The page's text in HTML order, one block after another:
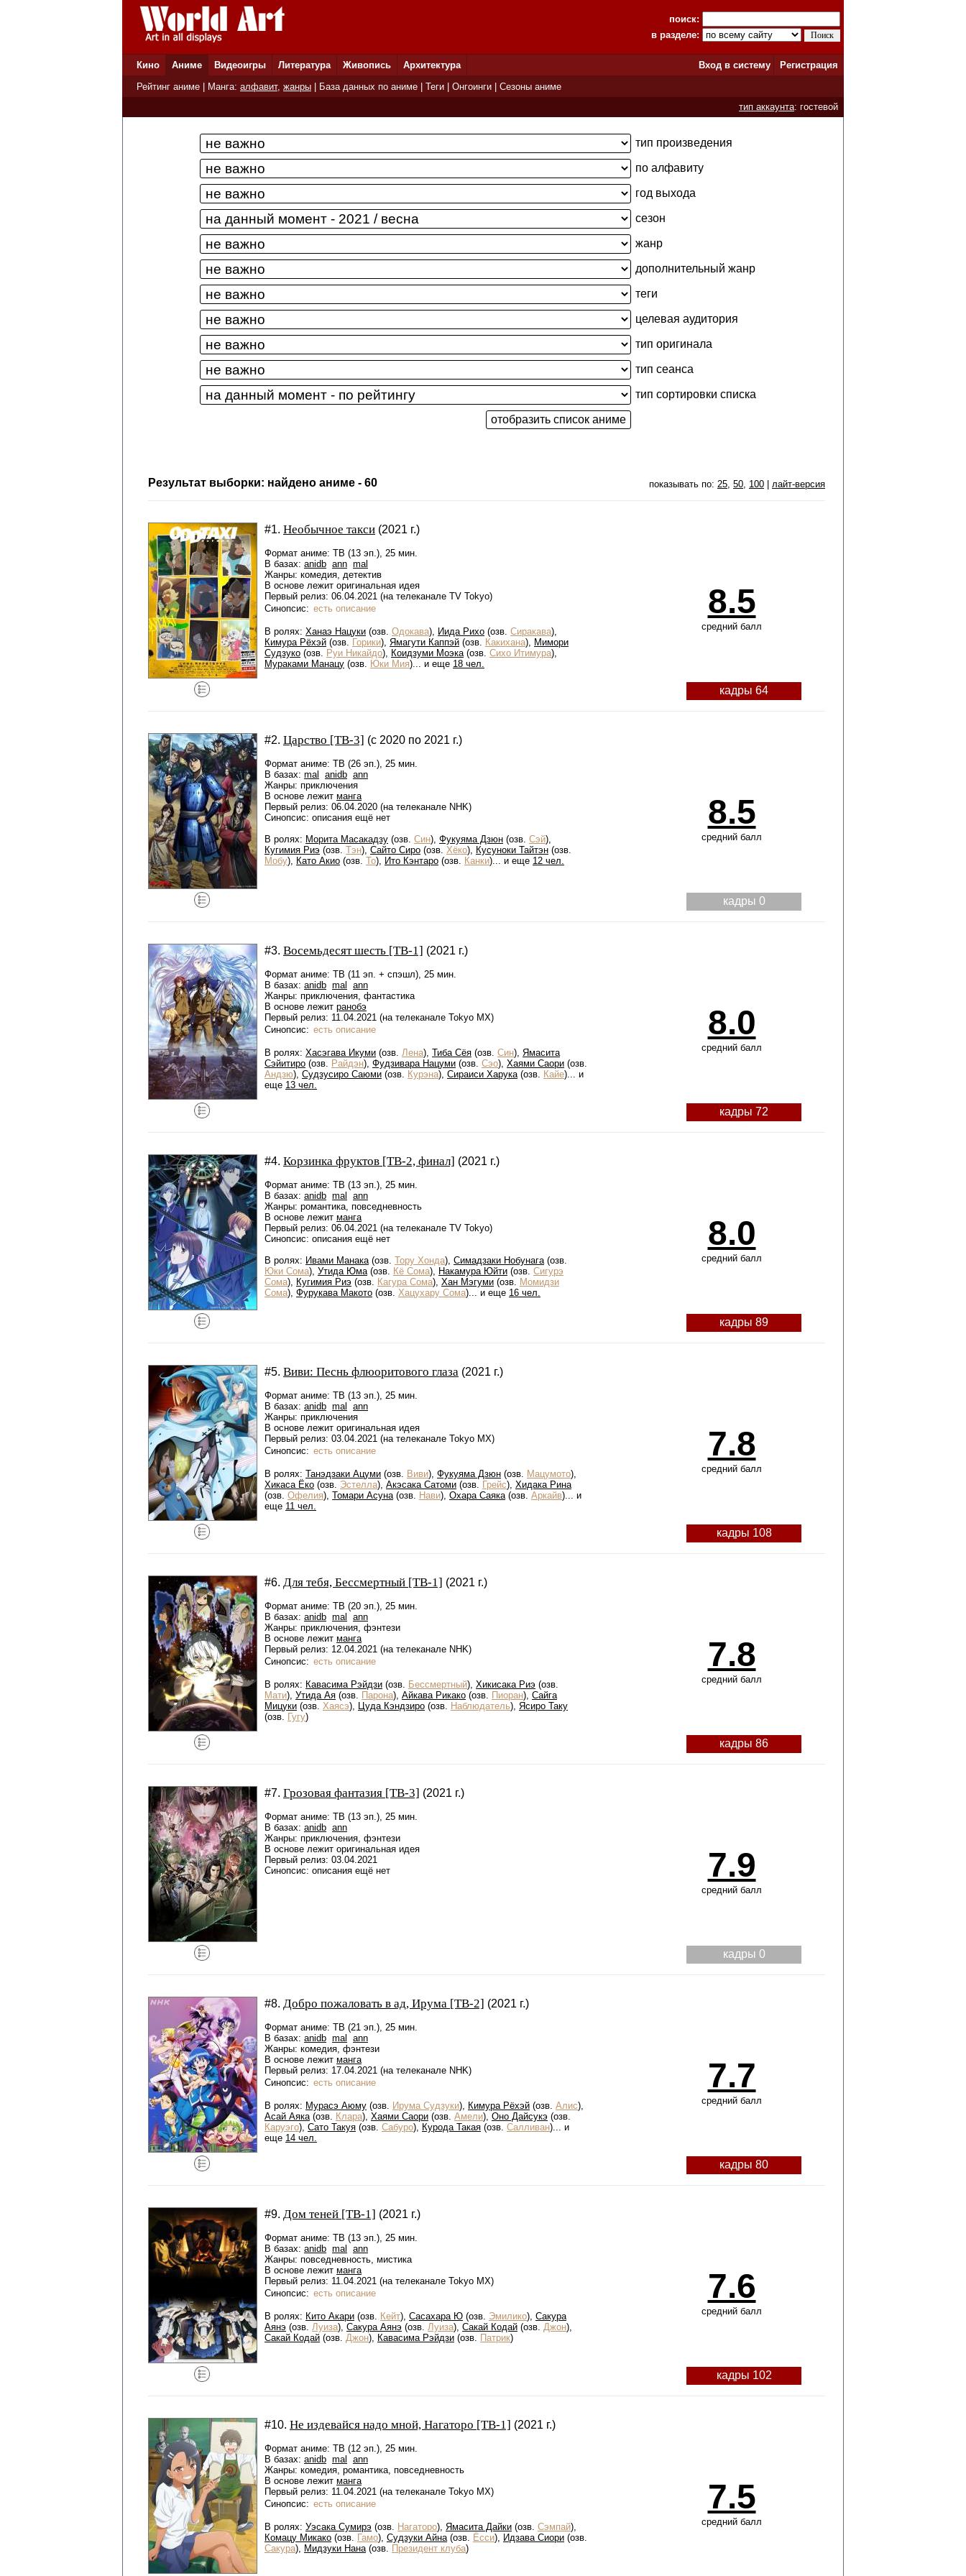
поиск:
в разделе:
Кино Аниме Видеоигры Литература Живопись Архитектура Вход в систему
Регистрация
Рейтинг аниме | Манга: алфавит, жанры База данных по аниме Теги Онгоинги
Сезоны аниме
тип аккаунта: гостевой
тип произведения
по алфавиту
год выхода
сезон
жанр
дополнительный жанр
теги
целевая аудитория
тип оригинала
тип сеанса
тип сортировки списка
Результат выборки: найдено аниме - 60 показывать по: 25, 50, 100 лайт-версия
#1. Необычное такси (2021 г.)
Формат аниме: ТВ (13 эп.), 25 мин.
В базах: anidb ann mal
Жанры: комедия, детектив
В основе лежит оригинальная идея
Первый релиз: 06.04.2021 (на телеканале TV Tokyo)
Синопсис: есть описание
В ролях: Ханаэ Нацуки (озв. Одокава), Иида Рихо (озв. Сиракава),
Кимура Рёхэй (озв. Горики), Ямагути Каппэй (озв. Какихана), Мимори
Судзуко (озв. Руи Никайдо), Коидзуми Моэка(озв. Сихо Итимура),
Мураками Манацу (озв. Юки Мия)... и еще 18 чел.
8.5
средний балл
кадры 64
#2. Царство [ТВ-3] (с 2020 по 2021 г.)
Формат аниме: ТВ (26 эп.), 25 мин.
В базах: mal anidb ann
Жанры: приключения
В основе лежит манга
Первый релиз: 06.04.2020 (на телеканале NHK)
Синопсис: описания ещё нет
В ролях: Морита Масакадзу (озв. Син), Фукуяма Дзюн (озв. Сэй),
Кугимия Риэ (озв. Тэн), Сайто Сиро (озв. Хёко), Кусуноки Тайтэн (озв.
Мобу), Като Акио (озв. То), Ито Кэнтаро (озв. Канки)... и еще 12 чел.
8.5
средний балл
кадры 0
#3. Восемьдесят шесть [ТВ-1] (2021 г.)
Формат аниме: ТВ (11 эп. + спэшл), 25 мин.
В базах: anidb mal
ann
Жанры: приключения, фантастика
В основе лежит ранобэ
Первый релиз: 11.04.2021 (на телеканале Tokyo MX)
Синопсис: есть описание
В ролях: Хасэгава Икуми (озв. Лена), Тиба Сёя (озв. Син), Ямасита
Сэйитиро (озв. Райдэн), Фудзивара Нацуми (озв. Сэо), Хаями Саори (озв.
Андзю), Судзусиро Саюми (озв. Курэна), Сираиси Харука(озв. Кайе)... и
еще 13 чел.
8.0
средний балл
кадры 72
#4. Корзинка фруктов [ТВ-2, финал] (2021 г.)
Формат аниме: ТВ (13 эп.), 25 мин.
В базах: anidb mal
ann
Жанры: романтика, повседневность
В основе лежит манга
Первый релиз: 06.04.2021 (на телеканале TV Tokyo)
Синопсис: описания ещё нет
В ролях: Ивами Манака(озв. Тору Хонда), Симадзаки Нобунага(озв.
Юки Сома), Утида Юма(озв. Кё Сома), Накамура Юйти (озв. Сигурэ
Сома), Кугимия Риэ (озв. Кагура Сома), Хан Мэгуми (озв. Момидзи
Сома), Фурукава Макото (озв. Хацухару Сома)... и еще 16 чел.
8.0
средний балл
кадры 89
#5. Виви: Песнь флюоритового глаза (2021 г.)
Формат аниме: ТВ (13 эп.), 25 мин.
В базах: anidb mal
ann
Жанры: приключения
В основе лежит оригинальная идея
Первый релиз: 03.04.2021 (на телеканале Tokyo MX)
Синопсис: есть описание
В ролях: Танэдзаки Ацуми (озв. Виви), Фукуяма Дзюн (озв. Мацумото),
Хикаса Ёко (озв. Эстелла), Акэсака Сатоми (озв. Грейс), Хидака Рина
(озв. Офелия), Томари Асуна(озв. Нави), Охара Саяка(озв. Аркайв)... и
еще 11 чел.
7.8
средний балл
кадры 108
#6. Для тебя, Бессмертный [ТВ-1] (2021 г.)
Формат аниме: ТВ (20 эп.), 25 мин.
В базах: anidb mal
ann
Жанры: приключения, фэнтези
В основе лежит манга
Первый релиз: 12.04.2021 (на телеканале NHK)
Синопсис: есть описание
В ролях: Кавасима Рэйдзи (озв. Бессмертный), Хикисака Риэ (озв.
Мати), Утида Ая (озв. Парона), Айкава Рикако (озв. Пиоран), Сайга
Мицуки (озв. Хаясэ), Цуда Кэндзиро (озв. Наблюдатель), Ясиро Таку
(озв. Гугу)
7.8
средний балл
кадры 86
#7. Грозовая фантазия [ТВ-3] (2021 г.)
Формат аниме: ТВ (13 эп.), 25 мин.
В базах: anidb ann
Жанры: приключения, фэнтези
В основе лежит оригинальная идея
Первый релиз: 03.04.2021
Синопсис: описания ещё нет
7.9
средний балл
кадры 0
#8. Добро пожаловать в ад, Ирума [ТВ-2] (2021 г.)
Формат аниме: ТВ (21 эп.), 25 мин.
В базах: anidb mal
ann
Жанры: комедия, фэнтези
В основе лежит манга
Первый релиз: 17.04.2021 (на телеканале NHK)
Синопсис: есть описание
В ролях: Мурасэ Аюму (озв. Ирума Судзуки), Кимура Рёхэй (озв. Алис),
Асай Аяка(озв. Клара), Хаями Саори (озв. Амели), Оно Дайсукэ (озв.
Каруэго), Сато Такуя (озв. Сабуро), Курода Такая (озв. Салливан)... и
еще 14 чел.
7.7
средний балл
кадры 80
#9. Дом теней [ТВ-1] (2021 г.)
Формат аниме: ТВ (13 эп.), 25 мин.
В базах: anidb mal
ann
Жанры: повседневность, мистика
В основе лежит манга
Первый релиз: 11.04.2021 (на телеканале Tokyo MX)
Синопсис: есть описание
В ролях: Кито Акари (озв. Кейт), Сасахара Ю (озв. Эмилико), Сакура
Аянэ (озв. Луиза), Сакура Аянэ (озв. Луиза), Сакай Кодай (озв. Джон),
Сакай Кодай (озв. Джон), Кавасима Рэйдзи (озв. Патрик)
7.6
средний балл
кадры 102
#10. Не издевайся надо мной, Нагаторо [ТВ-1] (2021 г.)
Формат аниме: ТВ (12 эп.), 25 мин.
В базах: anidb mal
ann
Жанры: комедия, романтика, повседневность
В основе лежит манга
Первый релиз: 11.04.2021 (на телеканале Tokyo MX)
Синопсис: есть описание
В ролях: Уэсака Сумирэ (озв. Нагаторо), Ямасита Дайки (озв. Сэмпай),
Комацу Микако (озв. Гамо), Судзуки Айна(озв. Ёсси), Идзава Сиори (озв.
Сакура), Мидзуки Нана(озв. Президент клуба)
7.5
средний балл